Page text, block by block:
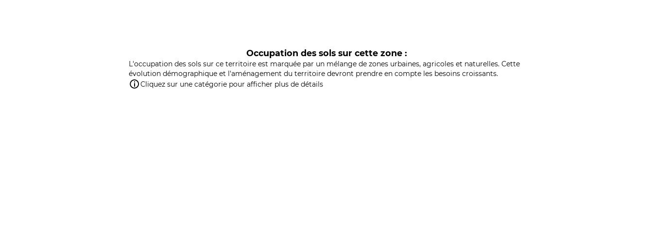
Occupation des sols sur cette zone :
L'occupation des sols sur ce territoire est marquée par un mélange de zones urbaines, agricoles et naturelles. Cette
évolution démographique et l'aménagement du territoire devront prendre en compte les besoins croissants.
Cliquez sur une catégorie pour afficher plus de détails